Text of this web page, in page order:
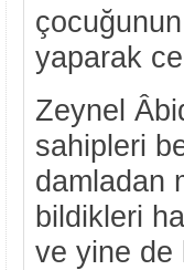
yaparak
Zeynel
sahipleri
damladan
bildikleri
ve yine de